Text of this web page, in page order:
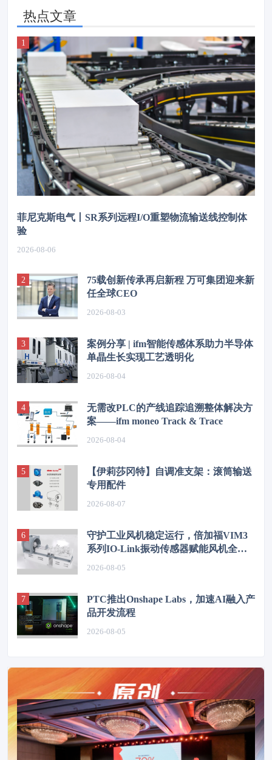
热点文章
菲尼克斯电气丨SR系列远程I/O重塑物流输送线控制体
验
2026-08-06
75载创新传承再启新程 万可集团迎来新
任全球CEO
2026-08-03
案例分享 | ifm智能传感体系助力半导体
单晶生长实现工艺透明化
2026-08-04
无需改PLC的产线追踪追溯整体解决方
案——ifm moneo Track & Trace
2026-08-04
【伊莉莎冈特】自调准支架：滚筒输送
专用配件
2026-08-07
守护工业风机稳定运行，倍加福VIM3
系列IO-Link振动传感器赋能风机全时
2026-08-05
PTC推出Onshape Labs，加速AI融入产
品开发流程
2026-08-05